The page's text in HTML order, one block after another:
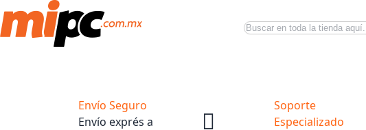
Buscar
Envío Seguro
Envío exprés a
Soporte
Especializado